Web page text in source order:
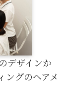
デザインか
ングのヘアメ